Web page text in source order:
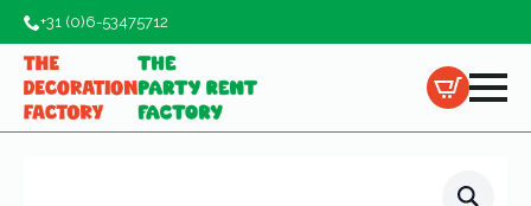
+31 (0)6-53475712